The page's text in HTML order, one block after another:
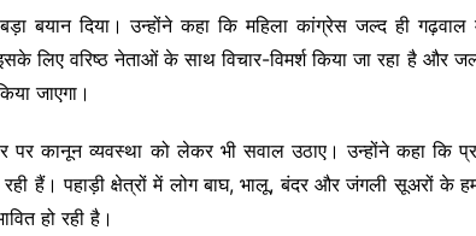
बयान दिया। उन्होंने कहा कि महिला कांग्रेस जल्द ही
लिए वरिष्ठ नेताओं के साथ विचार-विमर्श किया जा रहा है और
जाएगा।
पर कानून व्यवस्था को लेकर भी सवाल उठाए। उन्होंने कहा कि
हैं। पहाड़ी क्षेत्रों में लोग बाघ, भालू, बंदर और जंगली सूअरों के
हो रही है।